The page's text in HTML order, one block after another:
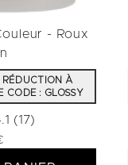
- Roux
RÉDUCTION À
CODE : GLOSSY
(17)